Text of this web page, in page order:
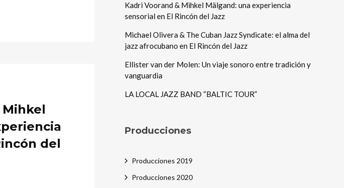
Mihkel
del
Kadri Voorand & Mihkel Mälgand: una experiencia
sensorial en El Rincón del Jazz
Michael Olivera & The Cuban Jazz Syndicate: el alma del
jazz afrocubano en El Rincón del Jazz
Ellister van der Molen: Un viaje sonoro entre tradición y
vanguardia
LA LOCAL JAZZ BAND “BALTIC TOUR”
Producciones
Producciones 2019
Producciones 2020